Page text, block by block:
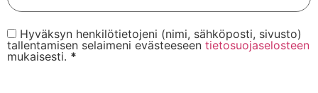
Hyväksyn henkilötietojeni (nimi, sähköposti, sivusto)
tallentamisen selaimeni evästeeseen tietosuojaselosteen
mukaisesti. *